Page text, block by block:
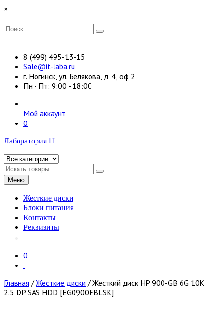
Перейти
содержимому
×
Искать:
Поиск
8 (499) 495-13-15
Sale@it-laba.ru
г. Ногинск, ул. Белякова, д. 4, оф 2
Пн - Пт: 9:00 - 18:00
Мой аккаунт
0
Лаборатория IT
Искать
Меню
Жесткие диски
Блоки питания
Контакты
Реквизиты
0
Главная / Жесткие диски / Жесткий диск HP 900-GB 6G 10K
2.5 DP SAS HDD [EG0900FBLSK]